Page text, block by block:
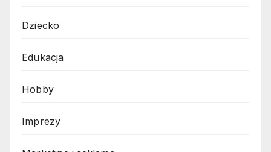
Dziecko
Edukacja
Hobby
Imprezy